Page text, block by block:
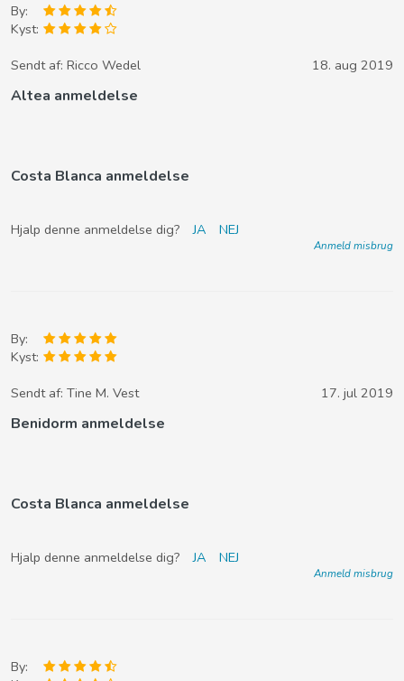
By:
Kyst:
Sendt af: Ricco Wedel 18. aug 2019
Altea anmeldelse
Costa Blanca anmeldelse
Hjalp denne anmeldelse dig? JA NEJ
Anmeld misbrug
By:
Kyst:
Sendt af: Tine M. Vest 17. jul 2019
Benidorm anmeldelse
Costa Blanca anmeldelse
Hjalp denne anmeldelse dig? JA NEJ
Anmeld misbrug
By: